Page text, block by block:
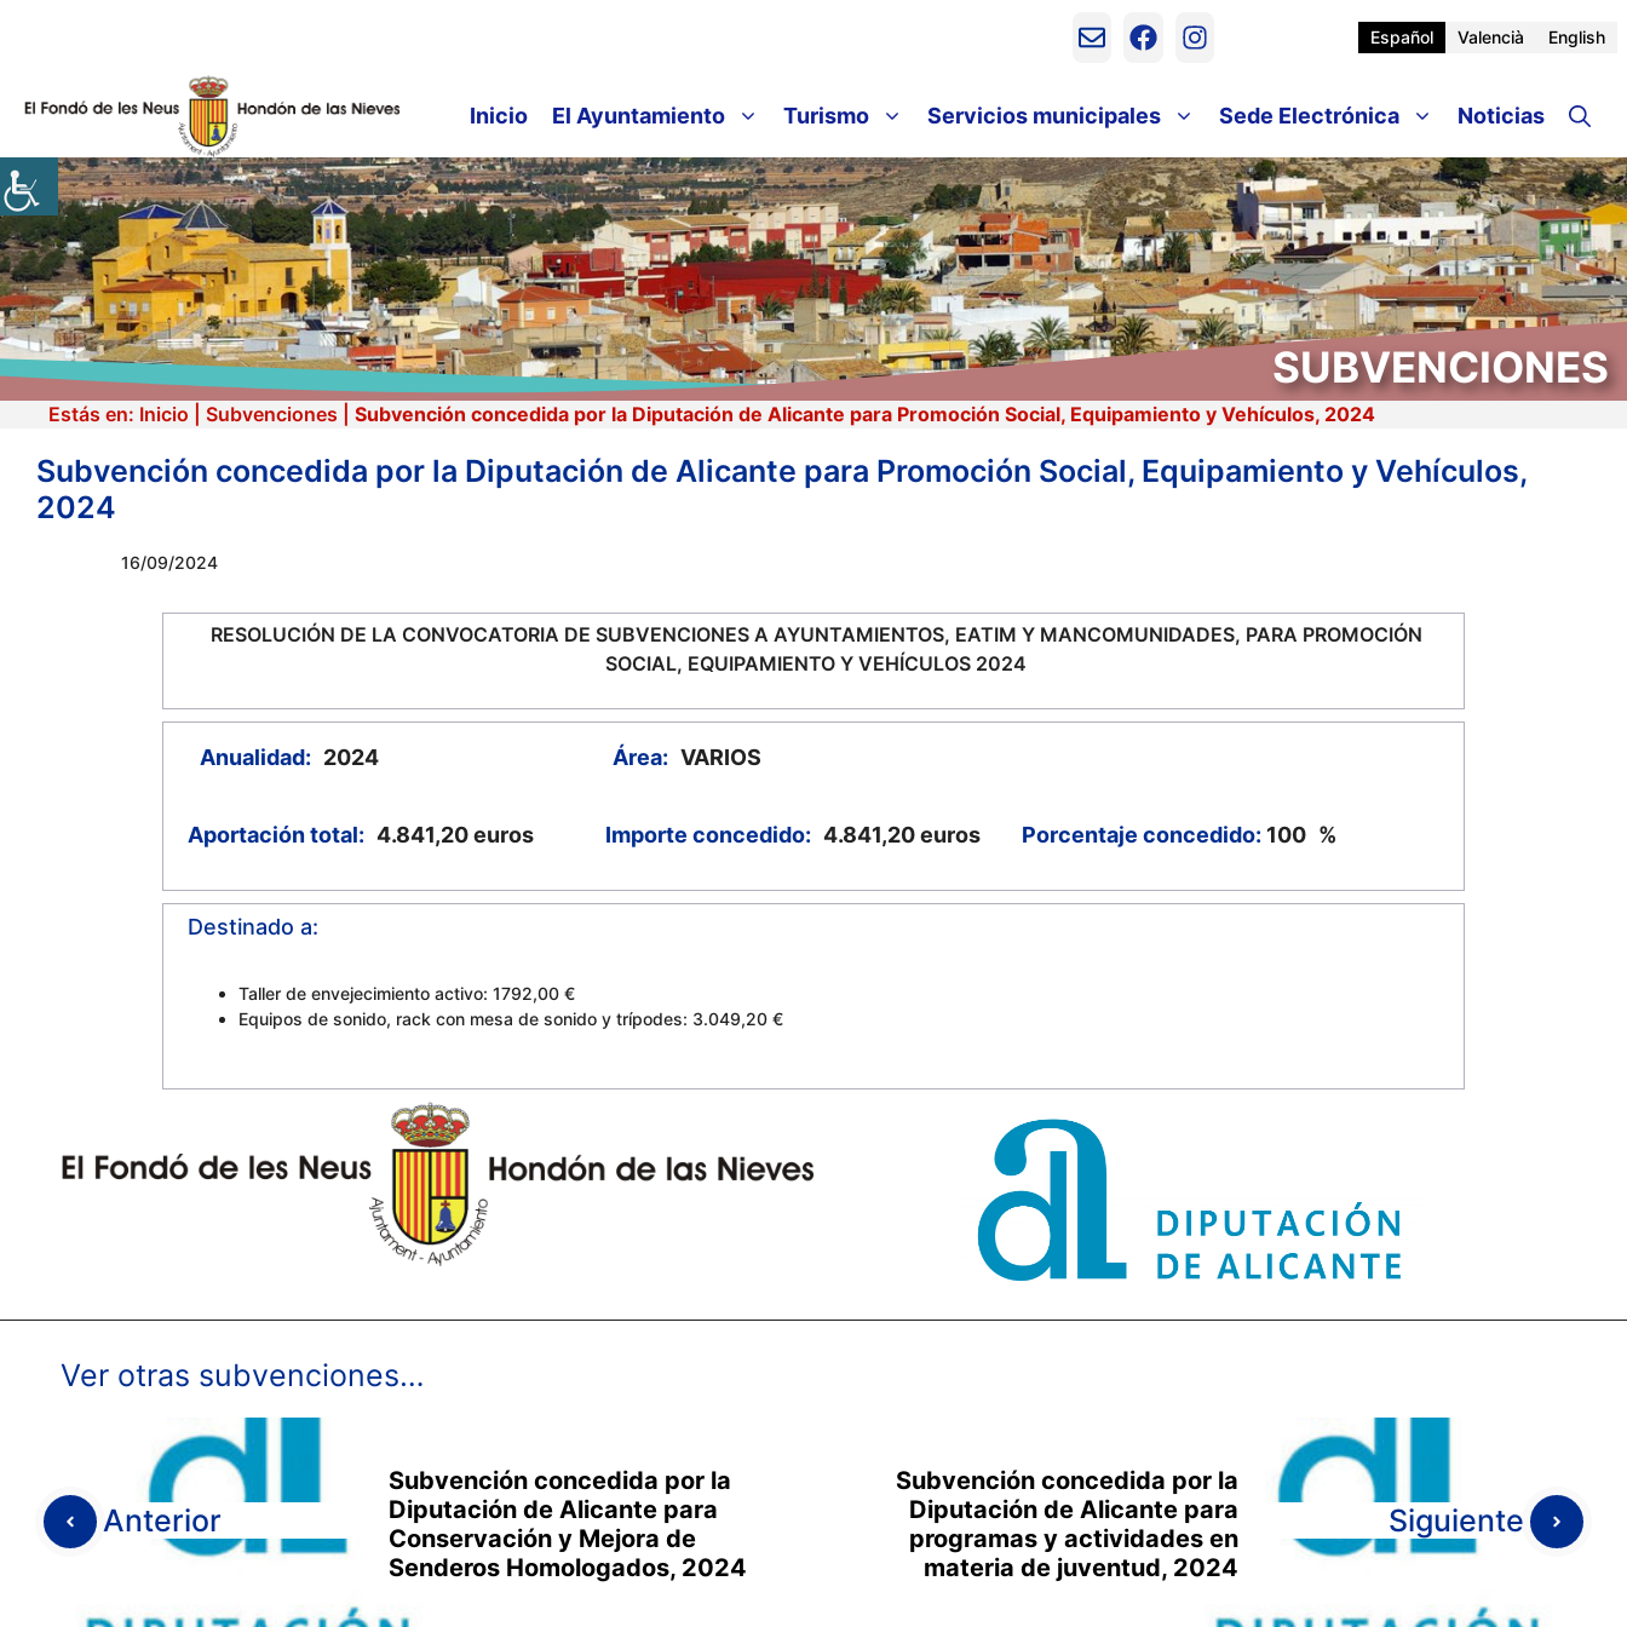
Español Valencià English
Inicio El Ayuntamiento Turismo Servicios municipales Sede Electrónica Noticias
SUBVENCIONES
Estás en: Inicio Subvenciones Subvención concedida por la Diputación de Alicante para Promoción Social, Equipamiento y Vehículos, 2024
Subvención concedida por la Diputación de Alicante para Promoción Social, Equipamiento y Vehículos,
2024
16/09/2024
RESOLUCIÓN DE LA CONVOCATORIA DE SUBVENCIONES A AYUNTAMIENTOS, EATIM Y MANCOMUNIDADES, PARA PROMOCIÓN
SOCIAL, EQUIPAMIENTO Y VEHÍCULOS 2024
Anualidad: 2024 Área: VARIOS
Aportación total: 4.841,20 euros Importe concedido: 4.841,20 euros Porcentaje concedido: 100 %
Destinado a:
Taller de envejecimiento activo: 1792,00 €
Equipos de sonido, rack con mesa de sonido y trípodes: 3.049,20 €
Ver otras subvenciones…
Anterior
Subvención concedida por la
Diputación de Alicante para
Conservación y Mejora de
Senderos Homologados, 2024
Subvención concedida por la
Diputación de Alicante para
programas y actividades en
materia de juventud, 2024
Siguiente